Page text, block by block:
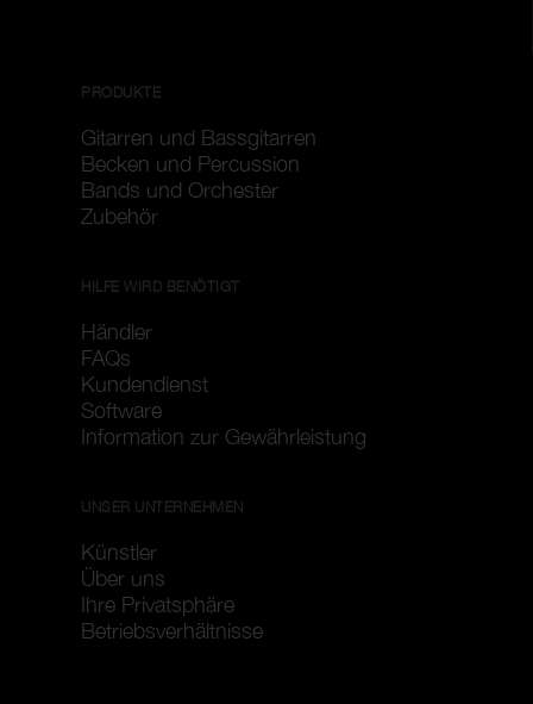
PRODUKTE
Gitarren und Bassgitarren
Becken und Percussion
Bands und Orchester
Zubehör
HILFE WIRD BENÖTIGT
Händler
FAQs
Kundendienst
Software
Information zur Gewährleistung
UNSER UNTERNEHMEN
Künstler
Über uns
Ihre Privatsphäre
Betriebsverhältnisse